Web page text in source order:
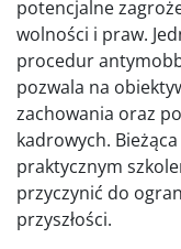
potencjalne
wolności i praw.
procedur
pozwala na
zachowania oraz
kadrowych.
praktycznym
przyczynić do
przyszłości.